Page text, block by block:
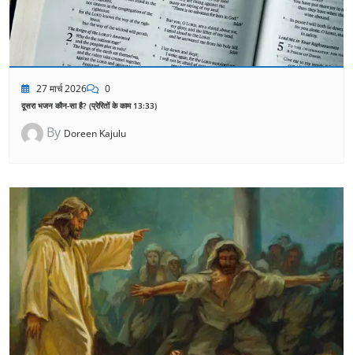
27 मार्च 2026 0
दूसरा भजन कौन-सा है? (प्रेरितों के काम 13:33)
By Doreen Kajulu